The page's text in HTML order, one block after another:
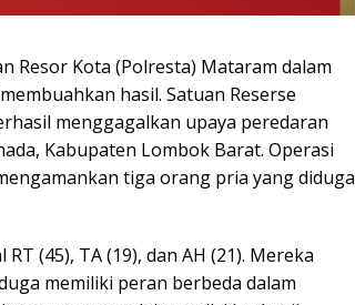
Resor Kota (Polresta) Mataram dalam
hasil. Satuan Reserse
menggagalkan upaya peredaran
Kabupaten Lombok Barat. Operasi
tiga orang pria yang diduga
(45), TA (19), dan AH (21). Mereka
memiliki peran berbeda dalam